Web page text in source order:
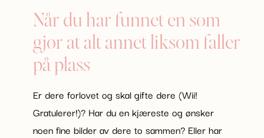
Når du har funnet en som
gjør at alt annet liksom faller
på plass
Er dere forlovet og skal gifte dere (Wii!
Gratulerer!)? Har du en kjæreste og ønsker
noen fine bilder av dere to sammen? Eller har